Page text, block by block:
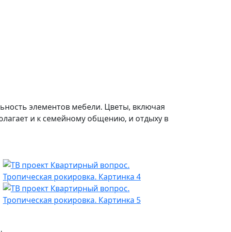
элементов мебели. Цветы, включая
и к семейному общению, и отдыху в